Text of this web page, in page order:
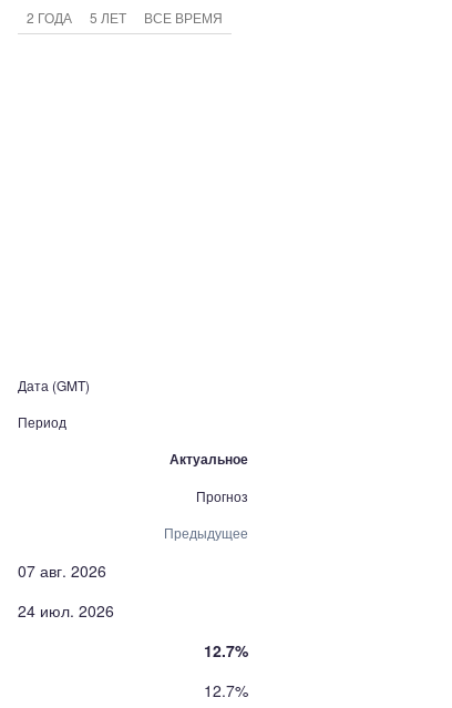
2 ГОДА 5 ЛЕТ ВСЕ ВРЕМЯ
Дата (GMT)
Период
Актуальное
Прогноз
Предыдущее
07 авг. 2026
24 июл. 2026
12.7%
12.7%